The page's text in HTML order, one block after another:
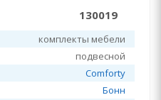
130019
комплекты мебели
подвесной
Comforty
Бонн